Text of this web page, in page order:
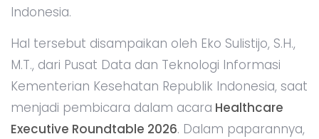
Indonesia.
Hal tersebut disampaikan oleh Eko Sulistijo, S.H.,
M.T., dari Pusat Data dan Teknologi Informasi
Kementerian Kesehatan Republik Indonesia, saat
menjadi pembicara dalam acara Healthcare
Executive Roundtable 2026. Dalam paparannya,